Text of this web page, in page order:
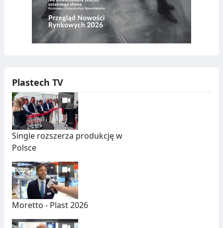
Plastech TV
Single rozszerza produkcję w
Polsce
Moretto - Plast 2026